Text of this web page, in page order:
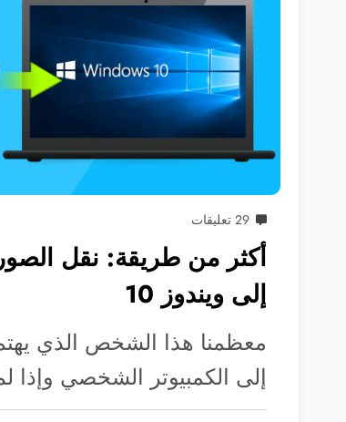
29 تعليقات
أكثر من طريقة: نقل
إلى ويندوز 10
معظمنا هذا الشخص الذي
إلى الكمبيوتر الشخصي وإذا